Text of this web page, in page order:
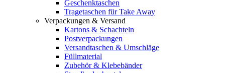
Geschenktaschen
Tragetaschen für Take Away
Verpackungen & Versand
Kartons & Schachteln
Postverpackungen
Versandtaschen & Umschläge
Füllmaterial
Zubehör & Klebebänder